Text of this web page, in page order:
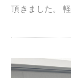
頂きました。